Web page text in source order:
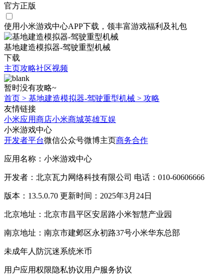
官方正版
使用小米游戏中心APP下载 ，领丰富游戏福利 及礼包
基地建造模拟器-驾驶重型机械
下载
主页攻略社区视频
暂时没有攻略~
首页 > 基地建造模拟器-驾驶重型机械 > 攻略
友情链接
小米应用商店小米商城英雄互娱
小米游戏中心
开发者平台微信公众号微博主页商务合作
应用名称：小米游戏中心
开发者：北京瓦力网络科技有限公司 电话：010-60606666
版本：13.5.0.70 更新时间：2025年3月24日
北京地址：北京市昌平区安居路小米智慧产业园
南京地址：南京市建邺区永初路37号小米华东总部
未成年人防沉迷系统米币
用户应用权限隐私协议用户服务协议